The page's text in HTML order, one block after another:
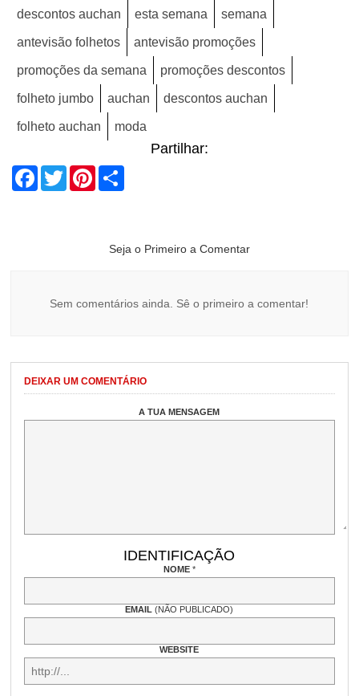
descontos auchan esta semana semana
antevisão folhetos antevisão promoções
promoções da semana promoções descontos
folheto jumbo auchan descontos auchan
folheto auchan moda
Partilhar:
Facebook
TwitterPinterest
Seja o Primeiro a Comentar
Sem comentários ainda. Sê o primeiro a comentar!
DEIXAR UM COMENTÁRIO
A TUA MENSAGEM
IDENTIFICAÇÃO
NOME *
EMAIL(NÃO PUBLICADO)
WEBSITE